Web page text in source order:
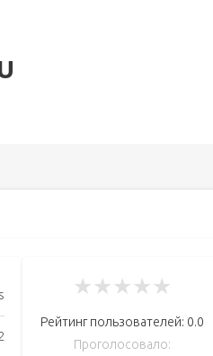
★★★★★
Рейтинг пользователей: 0.0
Проголосовало: